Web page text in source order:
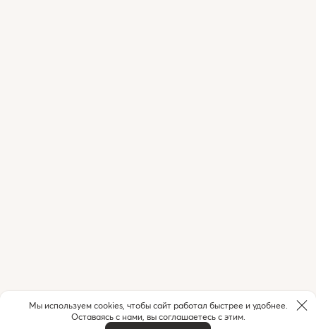
Мы используем cookies, чтобы сайт работал быстрее и удобнее.
Оставаясь с нами, вы соглашаетесь с этим.